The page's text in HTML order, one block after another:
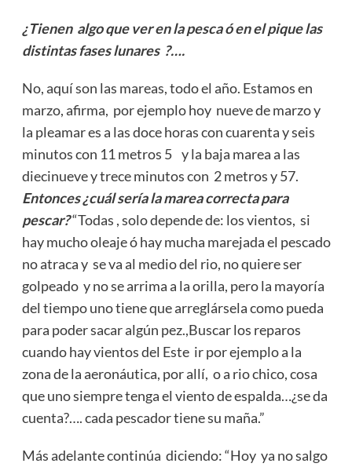
¿Tienen algo que ver en la pesca ó en el pique las
distintas fases lunares ?….
No, aquí son las mareas, todo el año. Estamos en
marzo, afirma, por ejemplo hoy nueve de marzo y
la pleamar es a las doce horas con cuarenta y seis
minutos con 11 metros 5 y la baja marea a las
diecinueve y trece minutos con 2 metros y 57.
Entonces ¿cuál sería la marea correcta para
pescar?“Todas , solo depende de: los vientos, si
hay mucho oleaje ó hay mucha marejada el pescado
no atraca y se va al medio del rio, no quiere ser
golpeado y no se arrima a la orilla, pero la mayoría
del tiempo uno tiene que arreglársela como pueda
para poder sacar algún pez.,Buscar los reparos
cuando hay vientos del Este ir por ejemplo a la
zona de la aeronáutica, por allí, o a rio chico, cosa
que uno siempre tenga el viento de espalda…¿se da
cuenta?…. cada pescador tiene su maña.”
Más adelante continúa diciendo: “Hoy ya no salgo